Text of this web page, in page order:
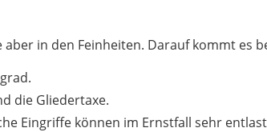
in den Feinheiten. Darauf kommt es
die Gliedertaxe.
Eingriffe können im Ernstfall sehr